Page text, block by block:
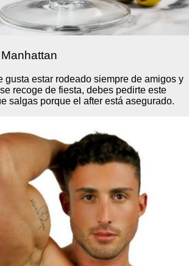
gusta estar rodeado siempre de amigos y
recoge de fiesta, debes pedirte este
salgas porque el after está asegurado.